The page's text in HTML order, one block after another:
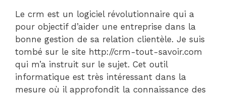
Le crm est un logiciel révolutionnaire qui a
pour objectif d’aider une entreprise dans la
bonne gestion de sa relation clientèle. Je suis
tombé sur le site http://crm-tout-savoir.com
qui m’a instruit sur le sujet. Cet outil
informatique est très intéressant dans la
mesure où il approfondit la connaissance des